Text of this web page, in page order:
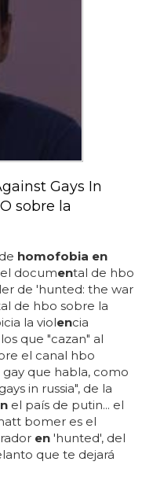
Gays In
sobre la
homofobia en
documental de hbo
de 'hunted: the war
de hbo sobre la
la violencia
que "cazan" al
el canal hbo
gay que habla, como
in russia", de la
el país de putin... el
bomer es el
en 'hunted', del
que te dejará